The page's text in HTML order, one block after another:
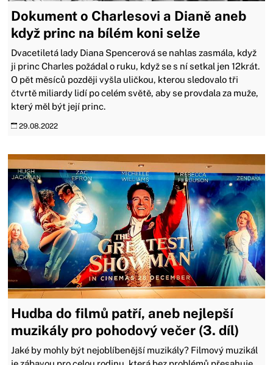
Dokument o Charlesovi a Dianě aneb
když princ na bílém koni selže
Dvacetiletá lady Diana Spencerová se nahlas zasmála, když
ji princ Charles požádal o ruku, když se s ní setkal jen 12krát.
O pět měsíců později vyšla uličkou, kterou sledovalo tři
čtvrtě miliardy lidí po celém světě, aby se provdala za muže,
který měl být její princ.
29.08.2022
Hudba do filmů patří, aneb nejlepší
muzikály pro pohodový večer (3. díl)
Jaké by mohly být nejoblíbenější muzikály? Filmový muzikál